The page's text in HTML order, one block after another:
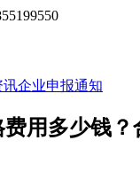
讯企业申报通知
用多少钱